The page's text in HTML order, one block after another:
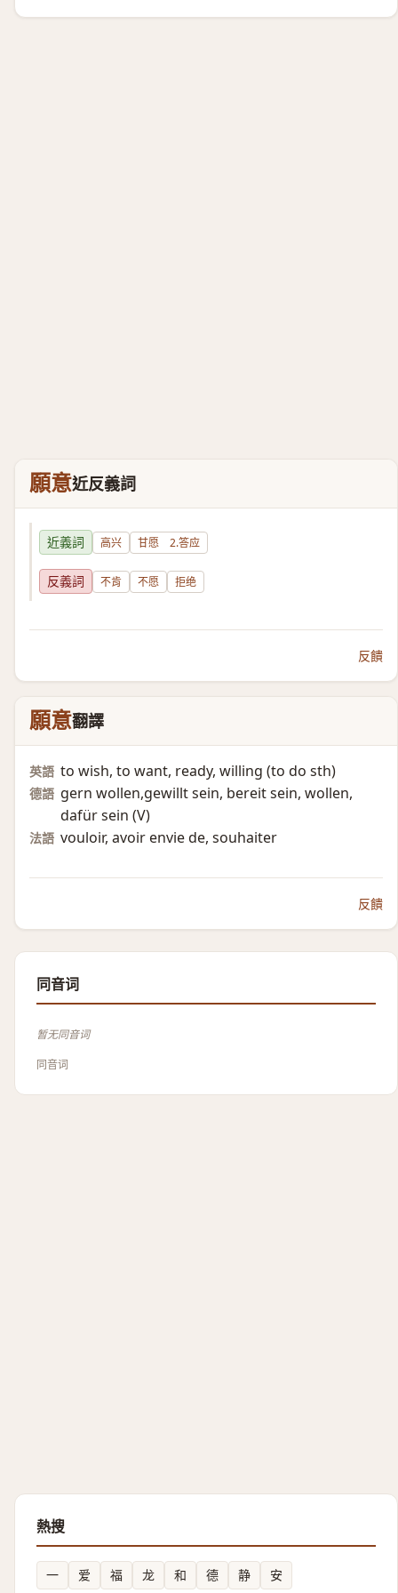
願意近反義詞
近義詞 高兴 甘愿 2.答应
反義詞 不肯 不愿 拒绝
反饋
願意翻譯
英語 to wish, to want, ready, willing (to do sth)​
德語 gern wollen,gewillt sein, bereit sein, wollen,
dafür sein (V)​
法語 vouloir, avoir envie de, souhaiter
反饋
同音词
暂无同音词
同音词
熱搜
一 爱 福 龙 和 德 静 安